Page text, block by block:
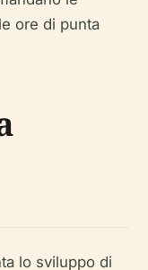
ore di punta
lo sviluppo di